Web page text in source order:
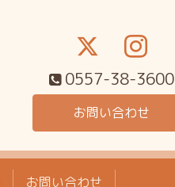
0557-38-3600
お問い合わせ
お問い合わせ